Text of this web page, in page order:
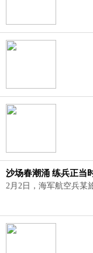
沙场春潮涌 练兵正当
2月2日，海军航空兵某